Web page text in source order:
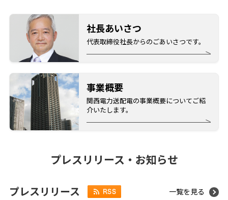
社長あいさつ
代表取締役社長からのごあいさつです。
事業概要
関西電力送配電の事業概要についてご紹
介いたします。
プレスリリース・お知らせ
プレスリリース 一覧を見る